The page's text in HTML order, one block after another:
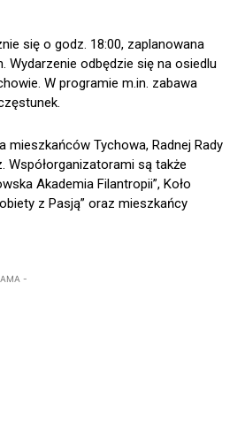
się o godz. 18:00, zaplanowana
Wydarzenie odbędzie się na osiedlu
W programie m.in. zabawa
mieszkańców Tychowa, Radnej Rady
Współorganizatorami są także
Akademia Filantropii”, Koło
z Pasją” oraz mieszkańcy
-